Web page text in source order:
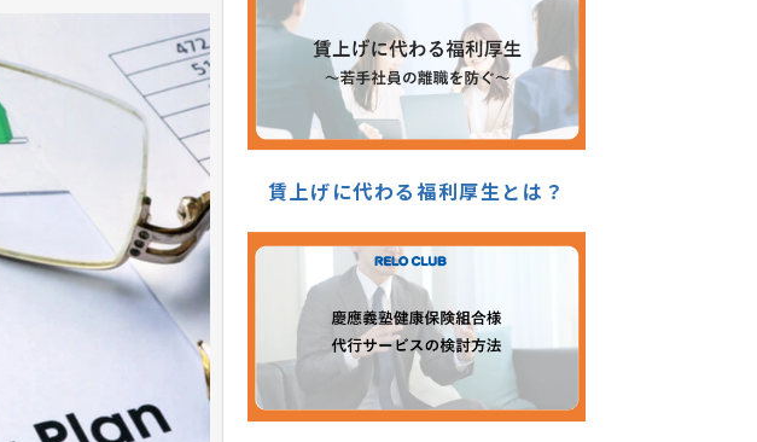
賃上げに代わる福利厚生とは？